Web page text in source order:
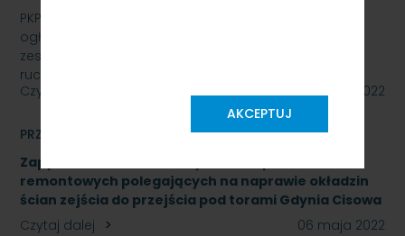
AKCEPTUJ
PKP SZYBKA KOLEJ MIEJSKA W TRÓJMIEŚCIE Sp. z o.o.
ogłasza przetarg nieograniczony na wymianę
zestawów komputerowych urządzeń sterowania
ruchem…
Czytaj dalej
09 maja 2022
PRZETARGI
Zapytanie ofertowe na wykonanie prac
remontowych polegających na naprawie okładzin
ścian zejścia do przejścia pod torami Gdynia Cisowa
Czytaj dalej
06 maja 2022